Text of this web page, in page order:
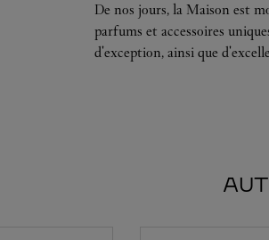
De nos jours, la Maison est
parfums et accessoires
d'exception, ainsi que